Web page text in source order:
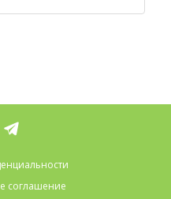
соглашение